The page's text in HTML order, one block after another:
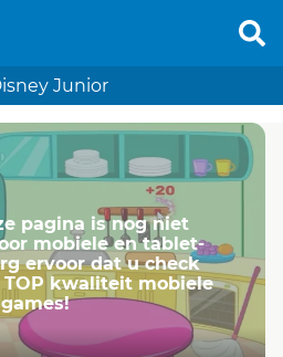
Junior
pagina is nog niet
mobiele en tablet-
ervoor dat u check
TOP kwaliteit mobiele
games!